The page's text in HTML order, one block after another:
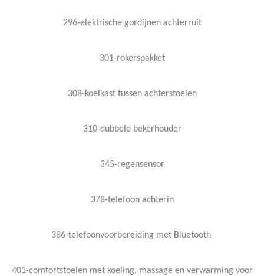
296-elektrische gordijnen achterruit
301-rokerspakket
308-koelkast tussen achterstoelen
310-dubbele bekerhouder
345-regensensor
378-telefoon achterin
386-telefoonvoorbereiding met Bluetooth
401-comfortstoelen met koeling, massage en verwarming voor